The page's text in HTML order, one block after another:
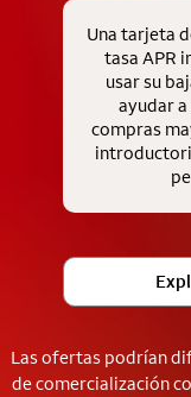
Una tarjeta
tasa APR
usar su
ayudar
compras
Las ofertas podrían
de comercialización